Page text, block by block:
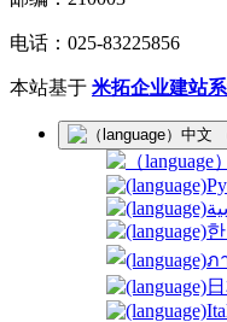
电话：025-83225856
本站基于 米拓企业建站